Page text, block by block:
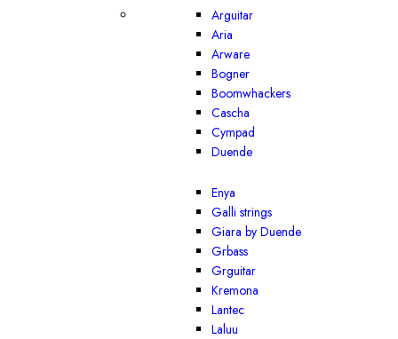
Arguitar
Aria
Arware
Bogner
Boomwhackers
Cascha
Cympad
Duende
Enya
Galli strings
Giara by Duende
Grbass
Grguitar
Kremona
Lantec
Laluu